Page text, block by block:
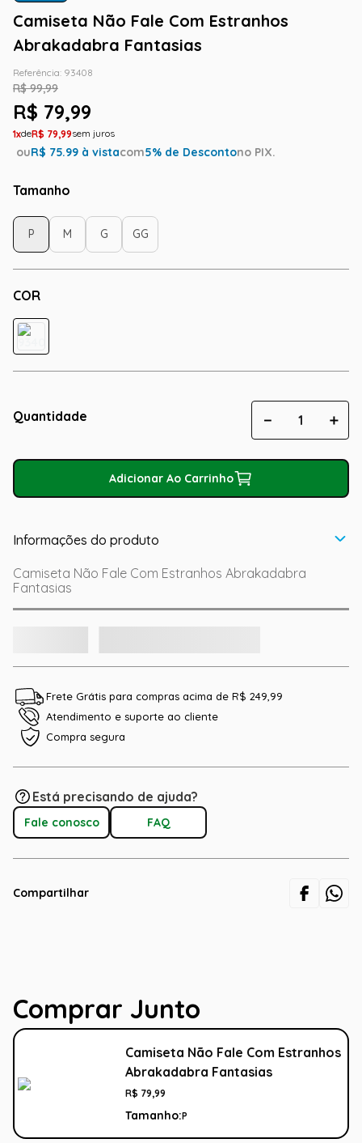
Camiseta Não Fale Com Estranhos
Abrakadabra Fantasias
Referência: 93408
R$ 99,99
R$ 79,99
1 R$ 79,99
ouR$ 75.99 à vistacom5% de Descontono PIX.
Tamanho
COR
P M G GG
Quantidade ＋
－
Adicionar Ao Carrinho
Informações do produto
Camiseta Não Fale Com Estranhos Abrakadabra
Fantasias
Frete Grátis para compras acima de R$ 249,99
Atendimento e suporte ao cliente
Compra segura
Está precisando de ajuda?
Fale conosco FAQ
Compartilhar
Comprar Junto
Camiseta Não Fale Com Estranhos
Abrakadabra Fantasias
R$ 79,99
Tamanho:P